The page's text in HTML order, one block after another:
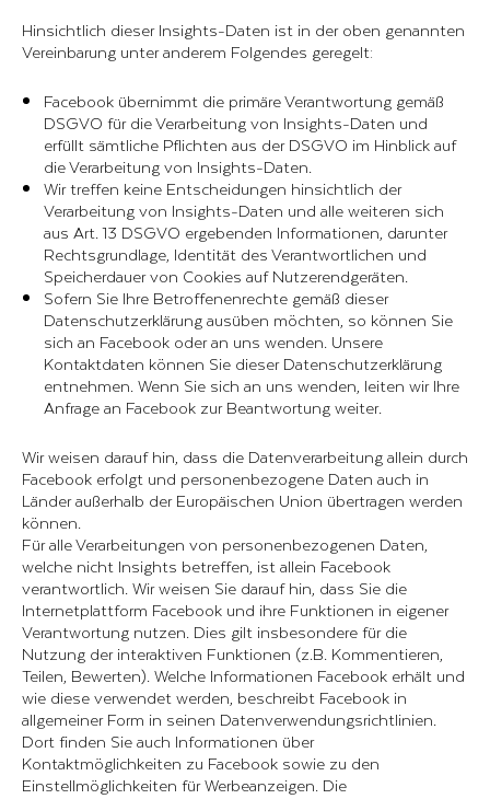
Hinsichtlich dieser Insights-Daten ist in der oben genannten
Vereinbarung unter anderem Folgendes geregelt:
Facebook übernimmt die primäre Verantwortung gemäß
DSGVO für die Verarbeitung von Insights-Daten und
erfüllt sämtliche Pflichten aus der DSGVO im Hinblick auf
die Verarbeitung von Insights-Daten.
Wir treffen keine Entscheidungen hinsichtlich der
Verarbeitung von Insights-Daten und alle weiteren sich
aus Art. 13 DSGVO ergebenden Informationen, darunter
Rechtsgrundlage, Identität des Verantwortlichen und
Speicherdauer von Cookies auf Nutzerendgeräten.
Sofern Sie Ihre Betroffenenrechte gemäß dieser
Datenschutzerklärung ausüben möchten, so können Sie
sich an Facebook oder an uns wenden. Unsere
Kontaktdaten können Sie dieser Datenschutzerklärung
entnehmen. Wenn Sie sich an uns wenden, leiten wir Ihre
Anfrage an Facebook zur Beantwortung weiter.
Wir weisen darauf hin, dass die Datenverarbeitung allein durch
Facebook erfolgt und personenbezogene Daten auch in
Länder außerhalb der Europäischen Union übertragen werden
können.
Für alle Verarbeitungen von personenbezogenen Daten,
welche nicht Insights betreffen, ist allein Facebook
verantwortlich. Wir weisen Sie darauf hin, dass Sie die
Internetplattform Facebook und ihre Funktionen in eigener
Verantwortung nutzen. Dies gilt insbesondere für die
Nutzung der interaktiven Funktionen (z.B. Kommentieren,
Teilen, Bewerten). Welche Informationen Facebook erhält und
wie diese verwendet werden, beschreibt Facebook in
allgemeiner Form in seinen Datenverwendungsrichtlinien.
Dort finden Sie auch Informationen über
Kontaktmöglichkeiten zu Facebook sowie zu den
Einstellmöglichkeiten für Werbeanzeigen. Die